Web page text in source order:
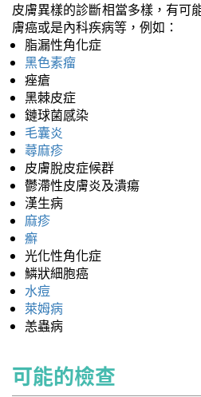
皮膚異樣的診斷相當多樣，有可
膚癌或是內科疾病等，例如：
脂漏性角化症
黑色素瘤
痤瘡
黑棘皮症
鏈球菌感染
毛囊炎
蕁麻疹
皮膚脫皮症候群
鬱滯性皮膚炎及潰瘍
漢生病
麻疹
癬
光化性角化症
鱗狀細胞癌
水痘
萊姆病
恙蟲病
可能的檢查